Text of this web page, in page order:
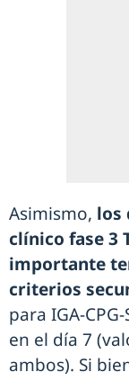
Asimismo, los
clínico fase 3
importante
criterios
para IGA-
en el día 7
ambos). Si